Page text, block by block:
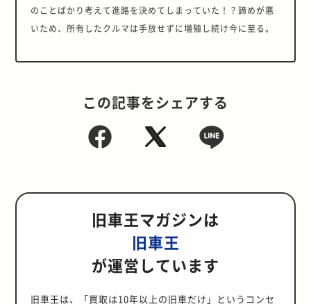
のことばかり考えて進路を決めてしまっていた！？諦めが悪
いため、所有したクルマは手放せずに増殖し続け今に至る。
この記事をシェアする
旧車王マガジンは
旧車王
が運営しています
旧車王は、「買取は10年以上の旧車だけ」というコンセ